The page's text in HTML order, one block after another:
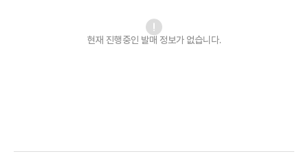
현재 진행중인 발매 정보가 없습니다.